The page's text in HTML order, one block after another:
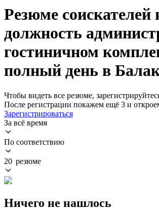
Резюме соискателей
должность
гостиничном
полный день в
Чтобы видеть все резюме,
После регистрации покажем ещё 3 и
Зарегистрироваться
За всё время
По соответствию
20 резюме
Ничего не нашлось